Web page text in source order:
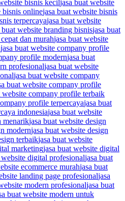
bisnis keciljasa buat website
bisnis onlinejasa buat website bisnis
terpercayajasa buat website
buat website branding bisnisjasa buat
dan murahjasa buat website
jasa buat website company profile
profile modernjasa buat
profesionaljasa buat website
jasa buat website company
buat website company profile
website company profile terbaik
profile terpercayajasa buat
indonesiajasa buat website
menarikjasa buat website design
modernjasa buat website design
terbaikjasa buat website
marketingjasa buat website digital
website digital profesionaljasa buat
ecommerce murahjasa buat
landing page profesionaljasa
modern profesionaljasa buat
buat website modern untuk